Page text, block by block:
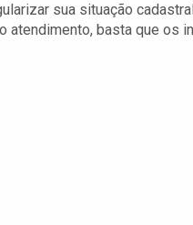
sua situação
atendimento, basta que os